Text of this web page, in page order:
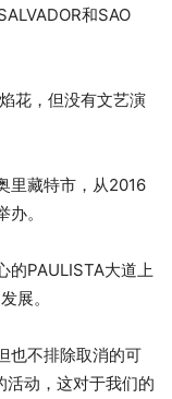
和SAO
花，但没有文艺演
里藏特市，从2016
。
的PAULISTA大道上
展。
也不排除取消的可
活动，这对于我们的